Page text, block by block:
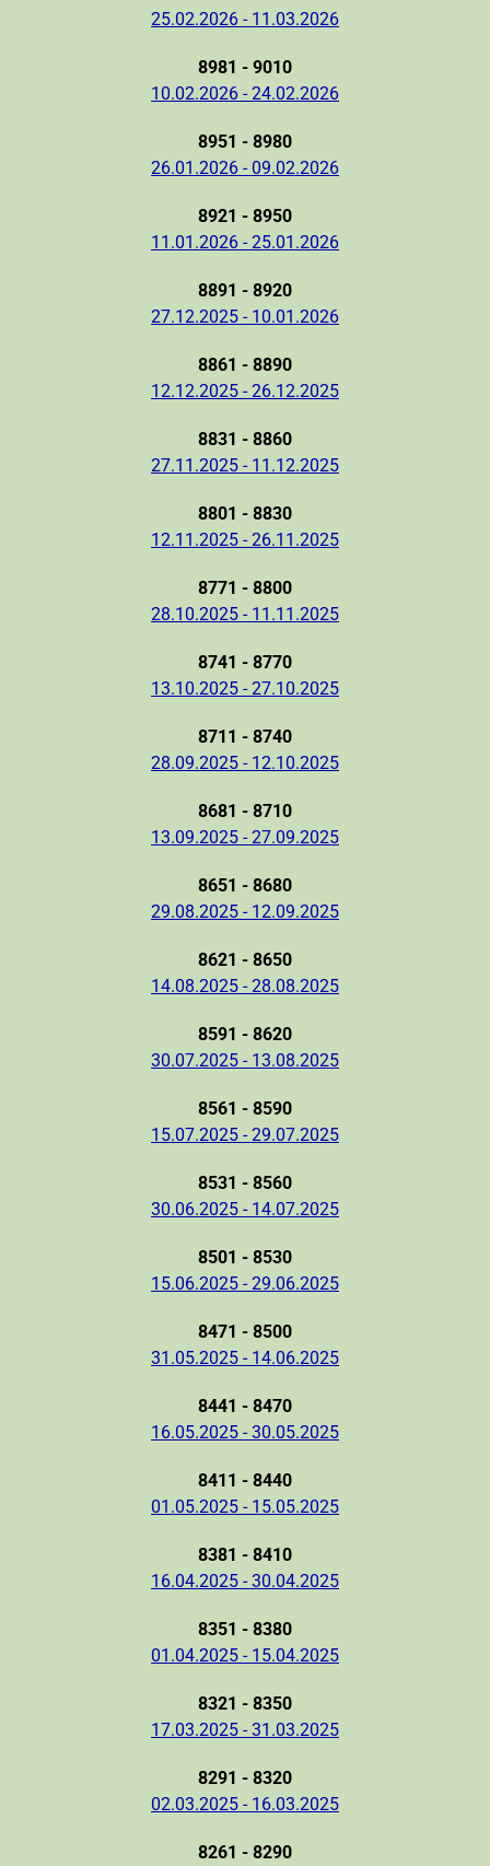
25.02.2026 - 11.03.2026
8981 - 9010
10.02.2026 - 24.02.2026
8951 - 8980
26.01.2026 - 09.02.2026
8921 - 8950
11.01.2026 - 25.01.2026
8891 - 8920
27.12.2025 - 10.01.2026
8861 - 8890
12.12.2025 - 26.12.2025
8831 - 8860
27.11.2025 - 11.12.2025
8801 - 8830
12.11.2025 - 26.11.2025
8771 - 8800
28.10.2025 - 11.11.2025
8741 - 8770
13.10.2025 - 27.10.2025
8711 - 8740
28.09.2025 - 12.10.2025
8681 - 8710
13.09.2025 - 27.09.2025
8651 - 8680
29.08.2025 - 12.09.2025
8621 - 8650
14.08.2025 - 28.08.2025
8591 - 8620
30.07.2025 - 13.08.2025
8561 - 8590
15.07.2025 - 29.07.2025
8531 - 8560
30.06.2025 - 14.07.2025
8501 - 8530
15.06.2025 - 29.06.2025
8471 - 8500
31.05.2025 - 14.06.2025
8441 - 8470
16.05.2025 - 30.05.2025
8411 - 8440
01.05.2025 - 15.05.2025
8381 - 8410
16.04.2025 - 30.04.2025
8351 - 8380
01.04.2025 - 15.04.2025
8321 - 8350
17.03.2025 - 31.03.2025
8291 - 8320
02.03.2025 - 16.03.2025
8261 - 8290